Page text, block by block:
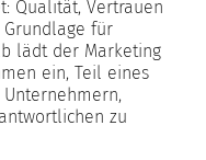
Qualität, Vertrauen
für
lädt der Marketing
ein, Teil eines
zu